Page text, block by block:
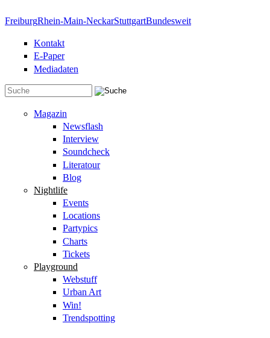
FreiburgRhein-Main-NeckarStuttgartBundesweit
Kontakt
E-Paper
Mediadaten
Magazin
Newsflash
Interview
Soundcheck
Literatour
Blog
Nightlife
Events
Locations
Partypics
Charts
Tickets
Playground
Webstuff
Urban Art
Win!
Trendspotting